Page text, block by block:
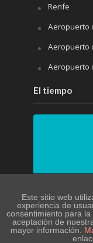
Renfe
Aeropuerto
Aeropuerto
Aeropuerto
El tiempo
Este sitio web
experiencia de
consentimiento para
aceptación de
mayor información.